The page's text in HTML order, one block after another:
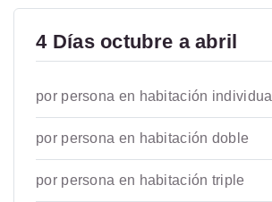
4 Días octubre a abril
por persona en habitación individual
por persona en habitación doble
por persona en habitación triple